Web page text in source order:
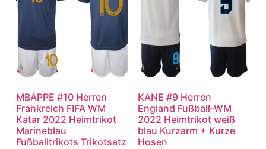
MBAPPE #10 Herren
Frankreich FIFA WM
Katar 2022 Heimtrikot
Marineblau
Fußballtrikots Trikotsatz
KANE #9 Herren
England Fußball-WM
2022 Heimtrikot weiß
blau Kurzarm + Kurze
Hosen